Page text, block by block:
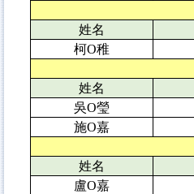
姓名
柯O稚
姓名
吳O瑩
施O嘉
姓名
盧O嘉